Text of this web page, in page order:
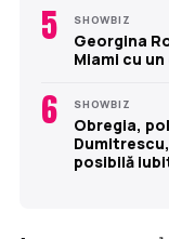
5 SHOWBIZ
Georgina
Miami cu
6 SHOWBIZ
Obregia,
posibilă